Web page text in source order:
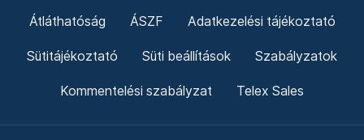
Átláthatóság ÁSZF Adatkezelési tájékoztató
Sütitájékoztató Süti beállítások Szabályzatok
Kommentelési szabályzat Telex Sales